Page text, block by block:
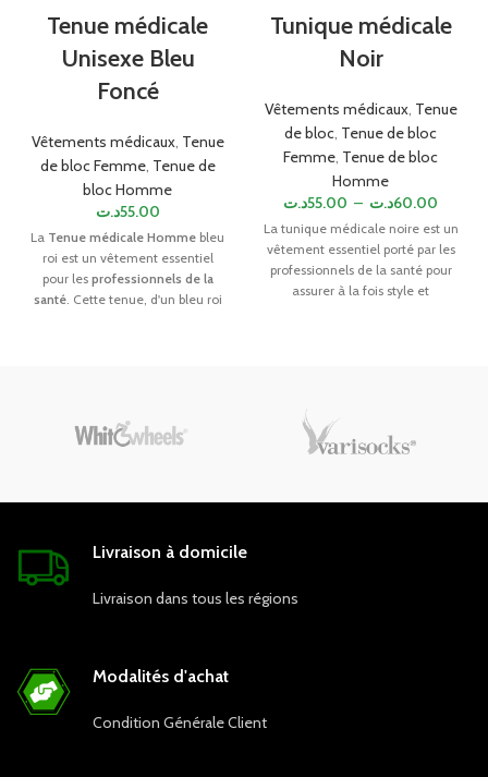
Tenue médicale
Unisexe Bleu
Foncé
Vêtements médicaux, Tenue
de bloc Femme, Tenue de
bloc Homme
55.00د.ت
La Tenue médicale Homme bleu
roi est un vêtement essentiel
pour les professionnels de la
santé. Cette tenue, d'un bleu roi
répétés.
Tunique médicale
Noir
Vêtements médicaux, Tenue
de bloc, Tenue de bloc
Femme, Tenue de bloc
Homme
55.00د.ت – 60.00د.ت
La tunique médicale noire est un
vêtement essentiel porté par les
professionnels de la santé pour
assurer à la fois style et
interventions médicales.
Fabriquée à partir de matériaux
de qualité supérieure, la tunique
environnements médicaux,
Livraison à domicile
Livraison dans tous les régions
Modalités d'achat
Condition Générale Client